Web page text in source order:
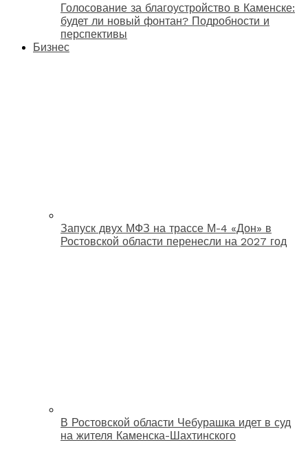
Голосование за благоустройство в Каменске:
будет ли новый фонтан? Подробности и
перспективы
Бизнес
Запуск двух МФЗ на трассе М-4 «Дон» в
Ростовской области перенесли на 2027 год
В Ростовской области Чебурашка идет в суд
на жителя Каменска-Шахтинского